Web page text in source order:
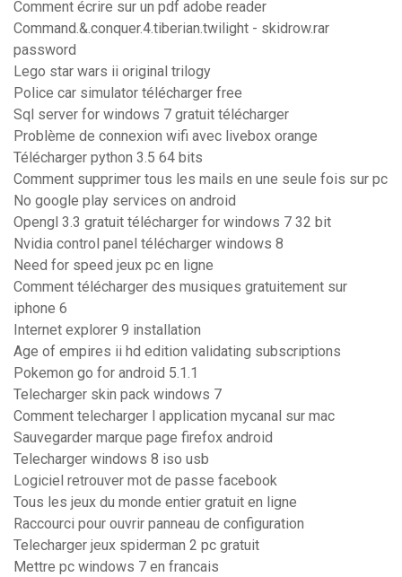
Comment écrire sur un pdf adobe reader
Command.&.conquer.4.tiberian.twilight - skidrow.rar
password
Lego star wars ii original trilogy
Police car simulator télécharger free
Sql server for windows 7 gratuit télécharger
Problème de connexion wifi avec livebox orange
Télécharger python 3.5 64 bits
Comment supprimer tous les mails en une seule fois sur pc
No google play services on android
Opengl 3.3 gratuit télécharger for windows 7 32 bit
Nvidia control panel télécharger windows 8
Need for speed jeux pc en ligne
Comment télécharger des musiques gratuitement sur
iphone 6
Internet explorer 9 installation
Age of empires ii hd edition validating subscriptions
Pokemon go for android 5.1.1
Telecharger skin pack windows 7
Comment telecharger l application mycanal sur mac
Sauvegarder marque page firefox android
Telecharger windows 8 iso usb
Logiciel retrouver mot de passe facebook
Tous les jeux du monde entier gratuit en ligne
Raccourci pour ouvrir panneau de configuration
Telecharger jeux spiderman 2 pc gratuit
Mettre pc windows 7 en francais